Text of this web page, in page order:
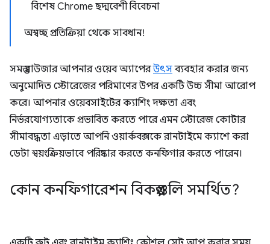
বিশেষ Chrome ছদ্মবেশী বিবেচনা
অস্বচ্ছ প্রতিক্রিয়া থেকে সাবধান!
সমস্ত ব্রাউজার আপনার ওয়েব অ্যাপেরউৎসব্যবহার করার জন্য
অনুমোদিত স্টোরেজের পরিমাণের উপর একটি উচ্চ সীমা আরোপ
করে। আপনার ওয়েবসাইটের ক্যাশিং দক্ষতা এবং
নির্ভরযোগ্যতাকে প্রভাবিত করতে পারে এমন স্টোরেজ কোটার
সীমাবদ্ধতা এড়াতে আপনি ওয়ার্কবক্সকে রানটাইমে ক্যাশে করা
ডেটা স্বয়ংক্রিয়ভাবে পরিষ্কার করতে কনফিগার করতে পারেন।
কোন কনফিগারেশন বিকল্পগুলি সমর্থিত?